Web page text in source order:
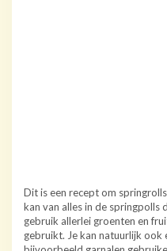
Dit is een recept om
kan van alles in de
gebruik allerlei groenten en
gebruikt. Je kan natuurlijk ook